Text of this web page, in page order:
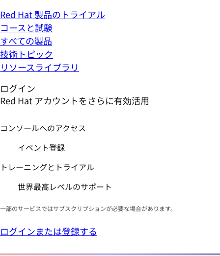
Red Hat 製品のトライアル
コースと試験
すべての製品
技術トピック
リソースライブラリ
ログイン
Red Hat アカウントをさらに有効活用
コンソールへのアクセス
イベント登録
トレーニングとトライアル
世界最高レベルのサポート
一部のサービスではサブスクリプションが必要な場合があります。
ログインまたは登録する